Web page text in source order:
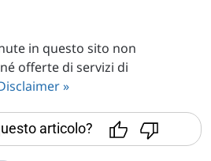
in questo sito non
offerte di servizi di
»
articolo?